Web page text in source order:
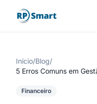
Início/Blog/
5 Erros Comuns em
Financeiro